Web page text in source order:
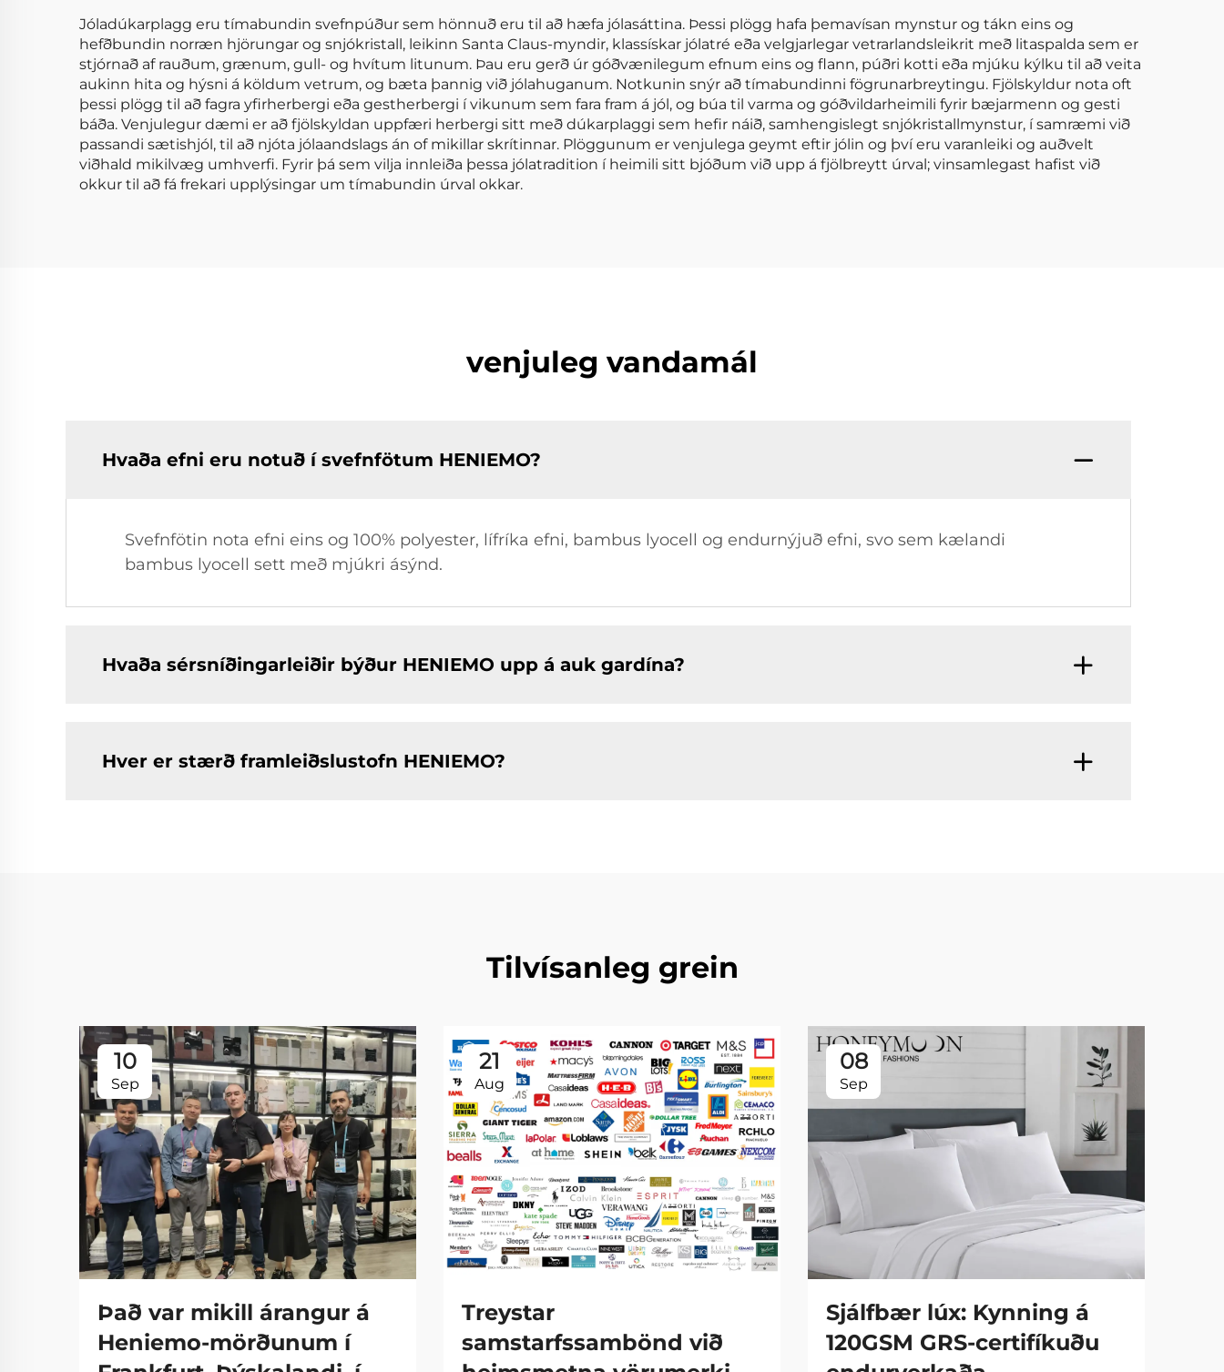
Jóladúkarplagg eru tímabundin svefnpúður sem hönnuð eru til að hæfa jólasáttina. Þessi plögg hafa þemavísan mynstur og tákn eins og
hefðbundin norræn hjörungar og snjókristall, leikinn Santa Claus-myndir, klassískar jólatré eða velgjarlegar vetrarlandsleikrit með litaspalda sem er
stjórnað af rauðum, grænum, gull- og hvítum litunum. Þau eru gerð úr góðvænilegum efnum eins og flann, púðri kotti eða mjúku kýlku til að veita
aukinn hita og hýsni á köldum vetrum, og bæta þannig við jólahuganum. Notkunin snýr að tímabundinni fögrunarbreytingu. Fjölskyldur nota oft
þessi plögg til að fagra yfirherbergi eða gestherbergi í vikunum sem fara fram á jól, og búa til varma og góðvildarheimili fyrir bæjarmenn og gesti
báða. Venjulegur dæmi er að fjölskyldan uppfæri herbergi sitt með dúkarplaggi sem hefir náið, samhengislegt snjókristallmynstur, í samræmi við
passandi sætishjól, til að njóta jólaandslags án of mikillar skrítinnar. Plöggunum er venjulega geymt eftir jólin og því eru varanleiki og auðvelt
viðhald mikilvæg umhverfi. Fyrir þá sem vilja innleiða þessa jólatradition í heimili sitt bjóðum við upp á fjölbreytt úrval; vinsamlegast hafist við
okkur til að fá frekari upplýsingar um tímabundin úrval okkar.
venjuleg vandamál
Hvaða efni eru notuð í svefnfötum HENIEMO?
Svefnfötin nota efni eins og 100% polyester, lífríka efni, bambus lyocell og endurnýjuð efni, svo sem kælandi
bambus lyocell sett með mjúkri ásýnd.
Hvaða sérsníðingarleiðir býður HENIEMO upp á auk gardína?
Hver er stærð framleiðslustofn HENIEMO?
Tilvísanleg grein
10
Sep
Það var mikill árangur á
Heniemo-mörðunum í
21
Aug
Treystar
samstarfssambönd við
08
Sep
Sjálfbær lúx: Kynning á
120GSM GRS-certifíkuðu